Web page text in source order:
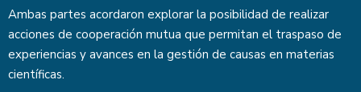
Ambas partes acordaron explorar la posibilidad de realizar
acciones de cooperación mutua que permitan el traspaso de
experiencias y avances en la gestión de causas en materias
científicas.